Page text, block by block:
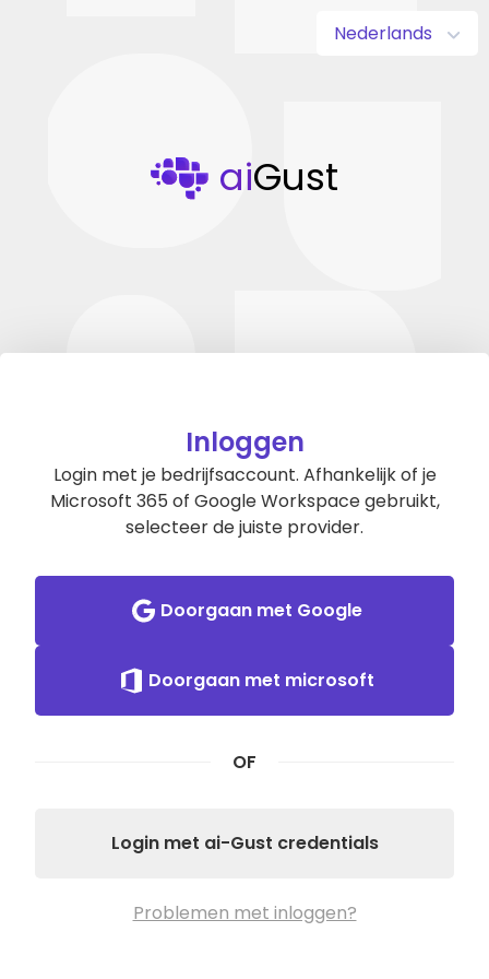
Nederlands
aiGust
Inloggen
Login met je bedrijfsaccount. Afhankelijk of je
Microsoft 365 of Google Workspace gebruikt,
selecteer de juiste provider.
Doorgaan met Google
Doorgaan met microsoft
OF
Login met ai-Gust credentials
Problemen met inloggen?